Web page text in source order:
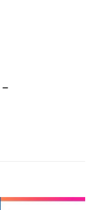
–